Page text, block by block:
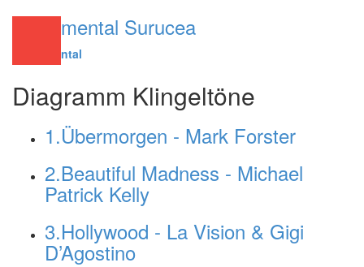
Instrumental Surucea
Instrumental
Diagramm Klingeltöne
1.Übermorgen - Mark Forster
2.Beautiful Madness - Michael
Patrick Kelly
3.Hollywood - La Vision & Gigi
D’Agostino